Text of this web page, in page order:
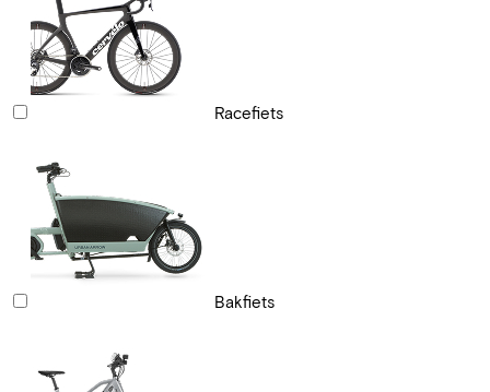
Racefiets
Bakfiets